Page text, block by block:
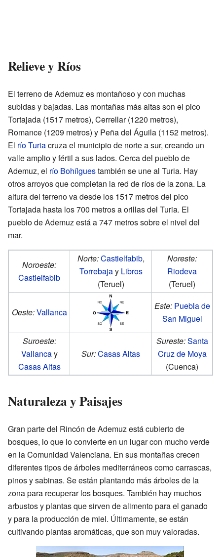
Relieve y Ríos
El terreno de Ademuz es montañoso y con muchas
subidas y bajadas. Las montañas más altas son el pico
Tortajada (1517 metros), Cerrellar (1220 metros),
Romance (1209 metros) y Peña del Águila (1152 metros).
El río Turiacruza el municipio de norte a sur, creando un
valle amplio y fértil a sus lados. Cerca del pueblo de
Ademuz, el río Bohílguestambién se une al Turia. Hay
otros arroyos que completan la red de ríos de la zona. La
altura del terreno va desde los 1517 metros del pico
Tortajada hasta los 700 metros a orillas del Turia. El
pueblo de Ademuz está a 747 metros sobre el nivel del
mar.
Noroeste:
Castielfabib
Norte:Castielfabib,
Torrebajay Libros
(Teruel)
Noreste:
Riodeva
(Teruel)
Oeste:Vallanca
Este: Puebla de
San Miguel
Suroeste:
Vallancay
Casas Altas
Sur:Casas Altas
Sureste:Santa
Cruz de Moya
(Cuenca)
Naturaleza y Paisajes
Gran parte del Rincón de Ademuz está cubierto de
bosques, lo que lo convierte en un lugar con mucho verde
en la Comunidad Valenciana. En sus montañas crecen
diferentes tipos de árboles mediterráneos como carrascas,
pinos y sabinas. Se están plantando más árboles de la
zona para recuperar los bosques. También hay muchos
arbustos y plantas que sirven de alimento para el ganado
y para la producción de miel. Últimamente, se están
cultivando plantas aromáticas, que son muy valoradas.